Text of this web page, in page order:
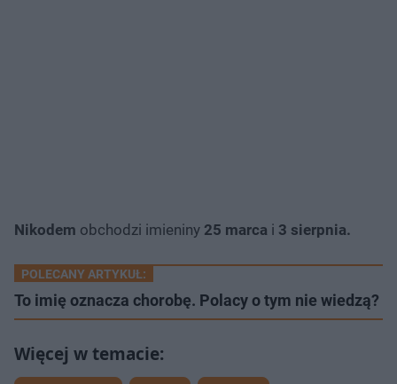
Nikodem obchodzi imieniny 25 marca i 3 sierpnia.
POLECANY ARTYKUŁ:
To imię oznacza chorobę. Polacy o tym nie wiedzą?